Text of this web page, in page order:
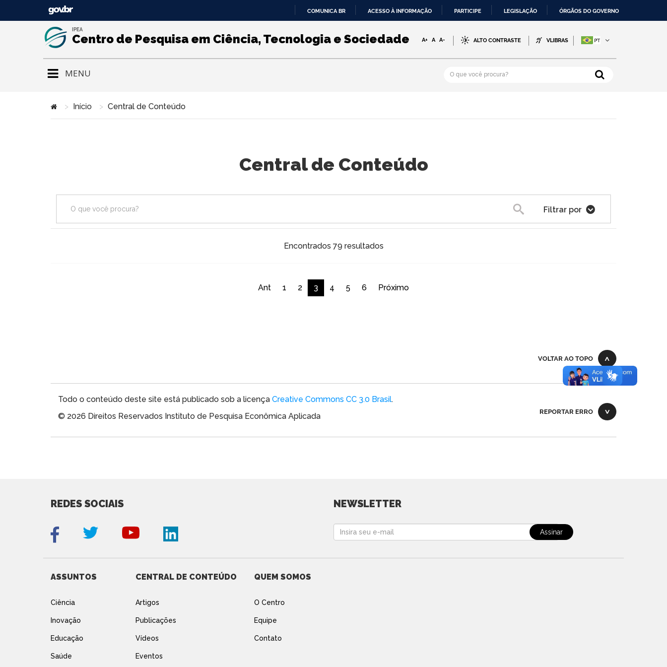
PARA
O
COMUNICA BR ACESSO À INFORMAÇÃO PARTICIPE LEGISLAÇÃO ÓRGÃOS DO GOVERNO
IPEA
Centro de Pesquisa em Ciência, Tecnologia e Sociedade A+ A A- ALTO CONTRASTE VLIBRAS
MENU
Início Central de Conteúdo
Central de Conteúdo
Pesquisa
Filtrar por
Encontrados 79 resultados
Ant 1 2 3 4 5 6 Próximo
VOLTAR AO TOPO
Todo o conteúdo deste site está publicado sob a licença Creative Commons CC 3.0 Brasil.
© 2026 Direitos Reservados Instituto de Pesquisa Econômica Aplicada
REPORTAR ERRO
REDES SOCIAIS NEWSLETTER
ASSUNTOS
Ciência
Inovação
Educação
Saúde
CENTRAL DE CONTEÚDO
Artigos
Publicações
Vídeos
Eventos
QUEM SOMOS
O Centro
Equipe
Contato